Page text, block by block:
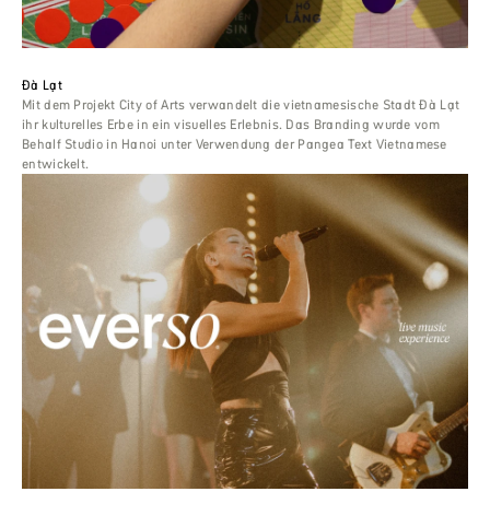
Đà Lạt
Mit dem Projekt City of Arts verwandelt die vietnamesische Stadt Đà Lạt
ihr kulturelles Erbe in ein visuelles Erlebnis. Das Branding wurde vom
Behalf Studio in Hanoi unter Verwendung der Pangea Text Vietnamese
entwickelt.